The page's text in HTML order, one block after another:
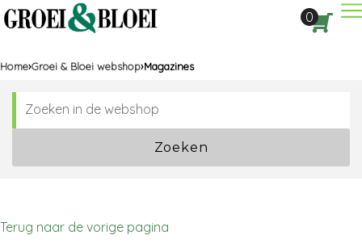
0
Home Groei & Bloei webshop Magazines
Zoeken
Terug naar de vorige pagina